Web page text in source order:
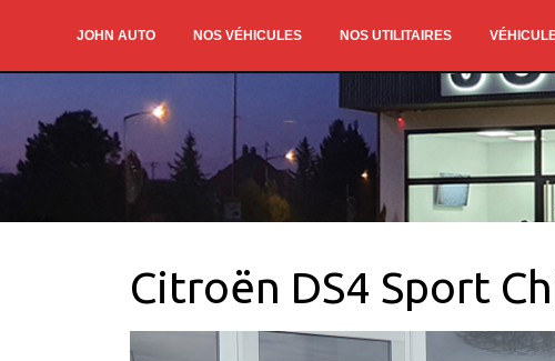
JOHN AUTO NOS VÉHICULES NOS UTILITAIRES
Citroën DS4 Sport